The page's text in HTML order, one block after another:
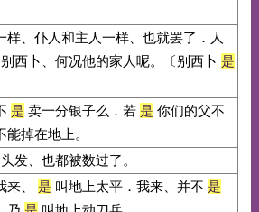
样、仆人和主人一样、也就罢了．人
别西卜、何况他的家人呢。〔别西卜 是
是 卖一分银子么．若 是 你们的父不
掉在地上。
发、也都被数过了。
、 是 叫地上太平．我来、并不 是